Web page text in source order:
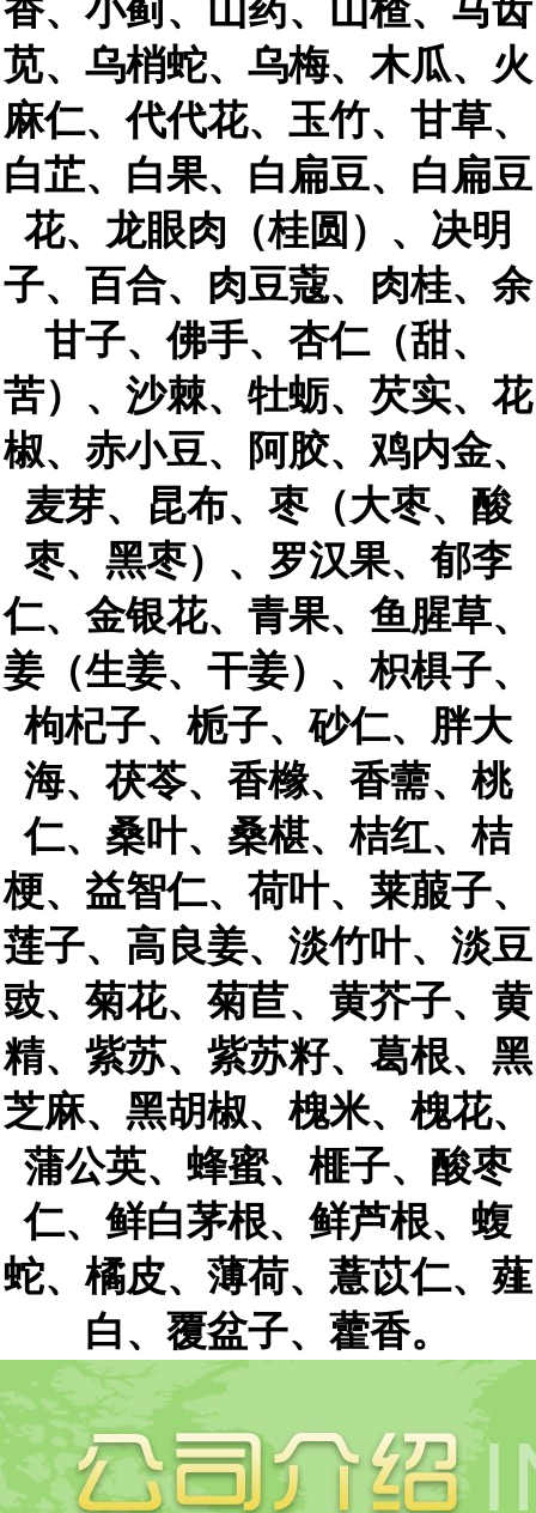
香、小蓟、山药、山楂、马齿
苋、乌梢蛇、乌梅、木瓜、火
麻仁、代代花、玉竹、甘草、
白芷、白果、白扁豆、白扁豆
花、龙眼肉（桂圆）、决明
子、百合、肉豆蔻、肉桂、余
甘子、佛手、杏仁（甜、
苦）、沙棘、牡蛎、芡实、花
椒、赤小豆、阿胶、鸡内金、
麦芽、昆布、枣（大枣、酸
枣、黑枣）、罗汉果、郁李
仁、金银花、青果、鱼腥草、
姜（生姜、干姜）、枳椇子、
枸杞子、栀子、砂仁、胖大
海、茯苓、香橼、香薷、桃
仁、桑叶、桑椹、桔红、桔
梗、益智仁、荷叶、莱菔子、
莲子、高良姜、淡竹叶、淡豆
豉、菊花、菊苣、黄芥子、黄
精、紫苏、紫苏籽、葛根、黑
芝麻、黑胡椒、槐米、槐花、
蒲公英、蜂蜜、榧子、酸枣
仁、鲜白茅根、鲜芦根、蝮
蛇、橘皮、薄荷、薏苡仁、薤
白、覆盆子、藿香。